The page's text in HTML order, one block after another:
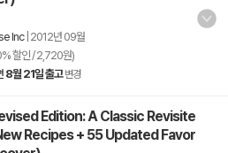
Inc| 2012년 09월
할인 / 2,720원)
8월 21일 출고 변경
Edition: A Classic Revisite
Recipes + 55 Updated Favor